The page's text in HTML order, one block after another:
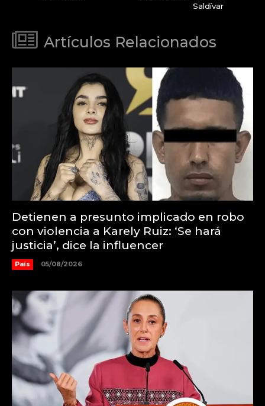
Saldívar
Artículos Relacionados
Detienen a presunto implicado en robo
con violencia a Karely Ruiz: ‘Se hará
justicia’, dice la influencer
País 05/08/2026